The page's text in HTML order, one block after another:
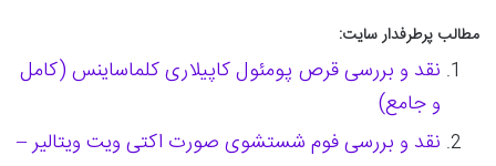
مطالب پرطرفدار سایت:
نقد و بررسی قرص پومئول کاپیلاری کلماساینس (کامل
و جامع)
نقد و بررسی فوم شستشوی صورت اکتی ویت ویتالیر –